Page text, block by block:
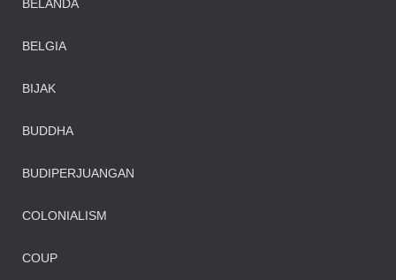
BELANDA
BELGIA
BIJAK
BUDDHA
BUDIPERJUANGAN
COLONIALISM
COUP